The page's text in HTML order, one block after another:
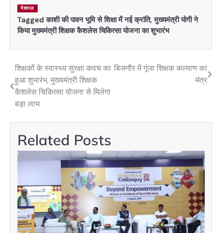
नेशनल
Taggedकाशी की पावन भूमि से शिक्षा में नई क्रांति,मुख्यमंत्री योगी ने
किया मुख्यमंत्री शिक्षक कैशलेस चिकित्सा योजना का शुभारंभ
Post
navigation
शिक्षकों के स्वास्थ्य सुरक्षा कवच का
हुआ शुभारंभ, मुख्यमंत्री शिक्षक
कैशलेस चिकित्सा योजना से मिलेगा
बड़ा लाभ
बिजनौर में गूंजा शिक्षक कल्याण का
मंत्र
Related Posts